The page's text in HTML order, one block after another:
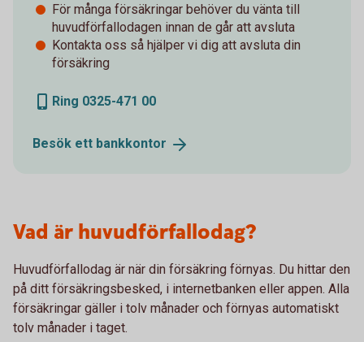
För många försäkringar behöver du vänta till
huvudförfallodagen innan de går att avsluta
Kontakta oss så hjälper vi dig att avsluta din
försäkring
Ring 0325-471 00
Besök ett bankkontor
Vad är huvudförfallodag?
Huvudförfallodag är när din försäkring förnyas. Du hittar den
på ditt försäkringsbesked, i internetbanken eller appen. Alla
försäkringar gäller i tolv månader och förnyas automatiskt
tolv månader i taget.